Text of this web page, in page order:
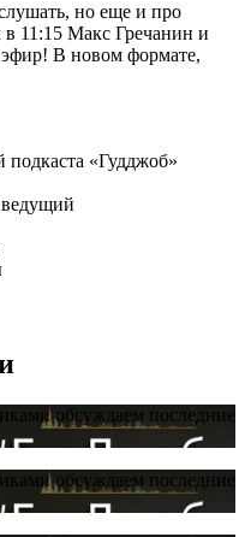
но еще и про
11:15 Макс Гречанин и
В новом формате,
«Гудджоб»
обсуждаем последние
обсуждаем последние